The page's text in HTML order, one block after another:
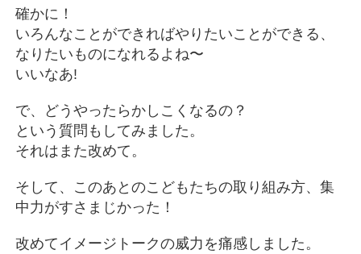
確かに！
いろんなことができればやりたいことができる、
なりたいものになれるよね〜
いいなあ!
で、どうやったらかしこくなるの？
という質問もしてみました。
それはまた改めて。
そして、このあとのこどもたちの取り組み方、集
中力がすさまじかった！
改めてイメージトークの威力を痛感しました。